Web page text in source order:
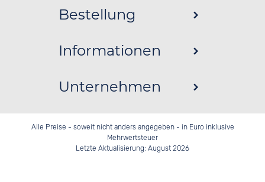
Bestellung
Informationen
Unternehmen
Alle Preise - soweit nicht anders angegeben - in Euro inklusive
Mehrwertsteuer
Letzte Aktualisierung: August 2026